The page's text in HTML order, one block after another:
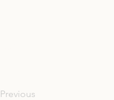
Previous